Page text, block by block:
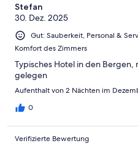
Schlecht
Ungenügend
Stefan
30. Dez. 2025
Gut: Sauberkeit, Personal &
Komfort des Zimmers
Typisches Hotel in den Bergen,
gelegen
Aufenthalt von 2 Nächten im
0
Verifizierte Bewertung